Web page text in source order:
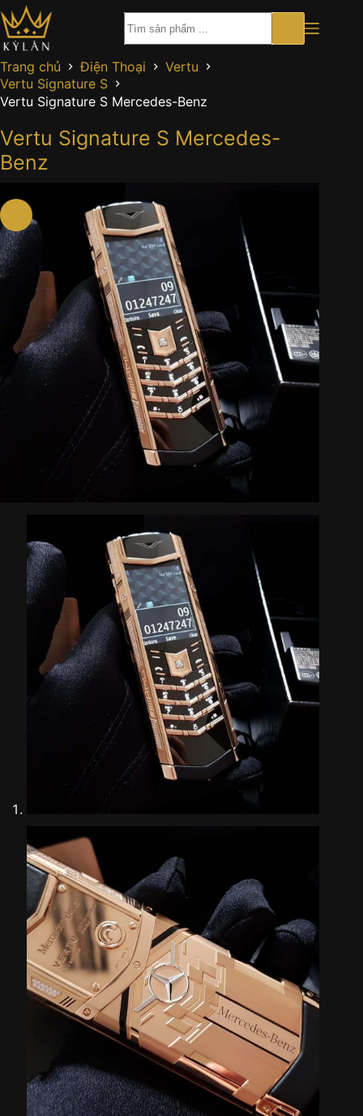
Chuyển
đến
phần
nội
dung
Trang chủ Điện Thoại
Vertu
Vertu Signature S
Vertu Signature S Mercedes-Benz
Vertu Signature S Mercedes-
Benz